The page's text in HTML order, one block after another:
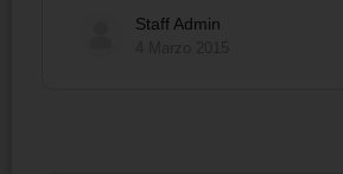
Staff Admin